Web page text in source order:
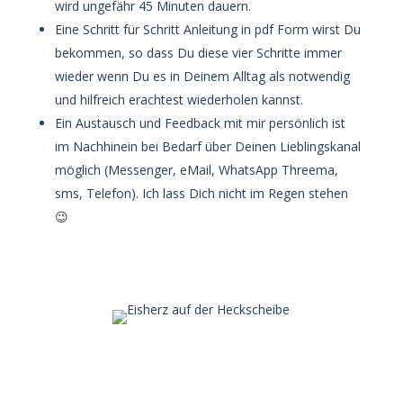
wird ungefähr 45 Minuten dauern.
Eine Schritt für Schritt Anleitung in pdf Form wirst Du
bekommen, so dass Du diese vier Schritte immer
wieder wenn Du es in Deinem Alltag als notwendig
und hilfreich erachtest wiederholen kannst.
Ein Austausch und Feedback mit mir persönlich ist
im Nachhinein bei Bedarf über Deinen Lieblingskanal
möglich (Messenger, eMail, WhatsApp Threema,
sms, Telefon). Ich lass Dich nicht im Regen stehen
😉